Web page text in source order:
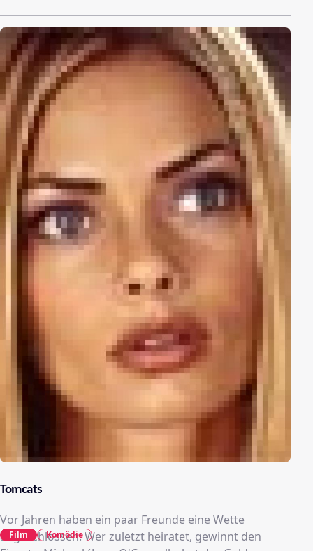
Tomcats
Vor Jahren haben ein paar Freunde eine Wette
abgeschlossen: Wer zuletzt heiratet, gewinnt den
Film Komödie